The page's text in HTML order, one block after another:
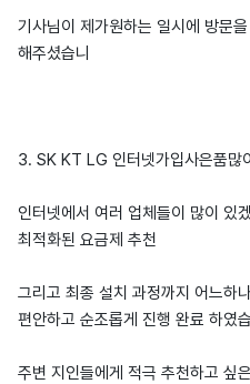
기사님이 제가원하는 일시에 방문
해주셨습니
3. SK KT LG 인터넷가입사은품많
인터넷에서 여러 업체들이 많이 있
최적화된 요금제 추천
그리고 최종 설치 과정까지 어느하
편안하고 순조롭게 진행 완료 하였
주변 지인들에게 적극 추천하고 싶